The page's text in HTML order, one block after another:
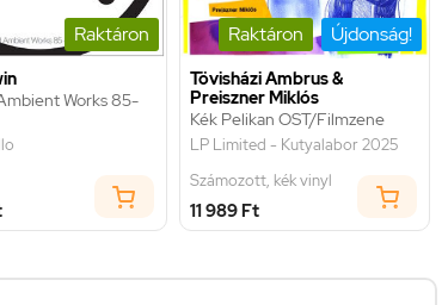
Raktáron
Works 85-
Raktáron Újdonság!
Tövisházi Ambrus &
Preiszner Miklós
Kék Pelikan OST/Filmzene
LP Limited - Kutyalabor 2025
Számozott, kék vinyl
11 989 Ft